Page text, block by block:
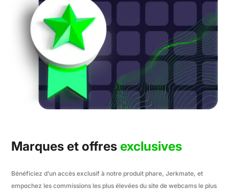
Marques et offresexclusives
Bénéficiez d’un accès exclusif à notre produit phare, Jerkmate, et
empochez les commissions les plus élevées du site de webcams le plus